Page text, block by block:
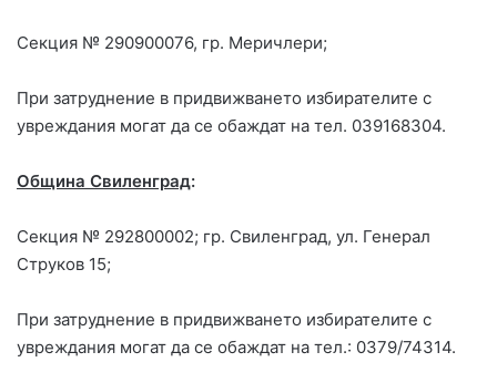
Секция № 290900076, гр. Меричлери;
При затруднение в придвижването избирателите с
увреждания могат да се обаждат на тел. 039168304.
Община Свиленград:
Секция № 292800002; гр. Свиленград, ул. Генерал
Струков 15;
При затруднение в придвижването избирателите с
увреждания могат да се обаждат на тел.: 0379/74314.